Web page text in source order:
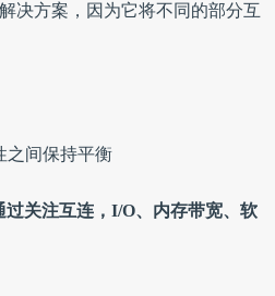
决方案，因为它将不同的部分互
之间保持平衡
关注互连，I/O、内存带宽、软